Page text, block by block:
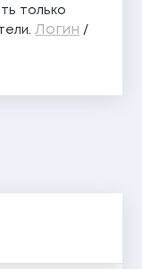
только
Логин /